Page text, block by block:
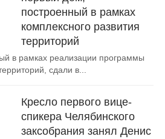
построенный в рамках
комплексного развития
территорий
в рамках реализации программы
сдали в...
Кресло первого вице-
спикера Челябинского
заксобрания занял Денис